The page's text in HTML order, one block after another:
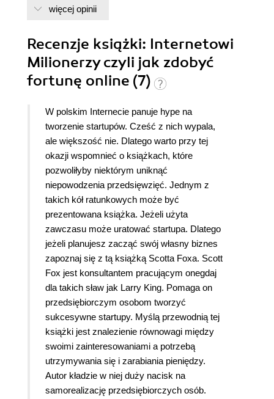
więcej opinii
Recenzje książki: Internetowi
Milionerzy czyli jak zdobyć
fortunę online (7)
W polskim Internecie panuje hype na
tworzenie startupów. Cześć z nich wypala,
ale większość nie. Dlatego warto przy tej
okazji wspomnieć o książkach, które
pozwoliłyby niektórym uniknąć
niepowodzenia przedsięwzięć. Jednym z
takich kół ratunkowych może być
prezentowana książka. Jeżeli użyta
zawczasu może uratować startupa. Dlatego
jeżeli planujesz zacząć swój własny biznes
zapoznaj się z tą książką Scotta Foxa. Scott
Fox jest konsultantem pracującym onegdaj
dla takich sław jak Larry King. Pomaga on
przedsiębiorczym osobom tworzyć
sukcesywne startupy. Myślą przewodnią tej
książki jest znalezienie równowagi między
swoimi zainteresowaniami a potrzebą
utrzymywania się i zarabiania pieniędzy.
Autor kładzie w niej duży nacisk na
samorealizację przedsiębiorczych osób.